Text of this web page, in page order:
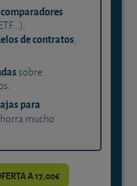
comparadores
de contratos,
sobre
para
mucho
A 17,00€